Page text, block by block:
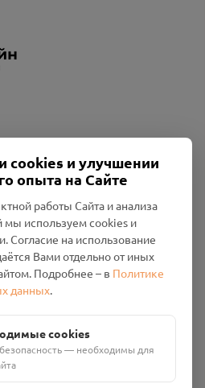
«Смоленский
Смоленская область, р-н
Западная, д. 26А, пом. 18
в АО "АЛЬФА-БАНК"
cookies и улучшении
опыта на Сайте
работы Сайта и анализа
мы используем cookies и
Согласие на использование
Вами отдельно от иных
Подробнее – в Политике
данных.
cookies
— необходимы для